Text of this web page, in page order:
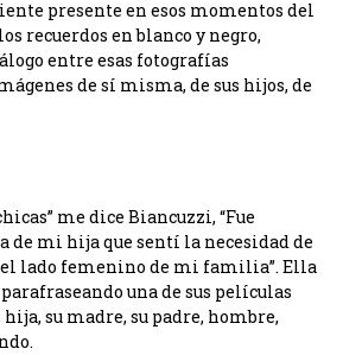
presente en esos momentos del
recuerdos en blanco y negro,
entre esas fotografías
de sí misma, de sus hijos, de
me dice Biancuzzi, “Fue
de mi hija que sentí la necesidad de
lado femenino de mi familia”. Ella
una de sus películas
su madre, su padre, hombre,